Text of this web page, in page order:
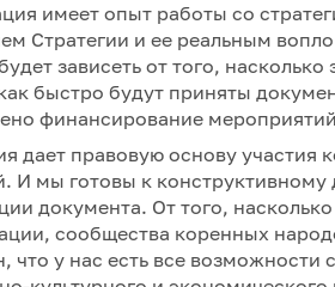
имеет опыт работы со
Стратегии и ее реальным
зависеть от того,
быстро будут приняты
финансирование
дает правовую основу
И мы готовы к конструктивному
документа. От того,
сообщества коренных
что у нас есть все возможности